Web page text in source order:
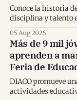
Conoce la historia
disciplina y talento
05 Aug 2026
Más de 9 mil
aprenden a
Feria de
DIACO promueve
actividades